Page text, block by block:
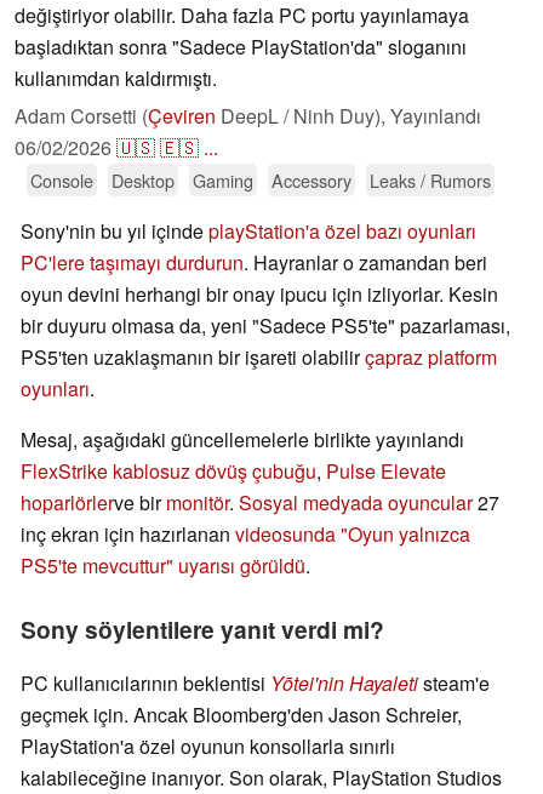
değiştiriyor olabilir. Daha fazla PC portu yayınlamaya
başladıktan sonra "Sadece PlayStation'da" sloganını
kullanımdan kaldırmıştı.
Adam Corsetti (Çeviren DeepL / Ninh Duy), Yayınlandı
06/02/2026🇺🇸🇪🇸 ...
Console Desktop Gaming Accessory Leaks / Rumors
Sony'nin bu yıl içindeplayStation'a özel bazı oyunları
PC'lere taşımayı durdurun. Hayranlar o zamandan beri
oyun devini herhangi bir onay ipucu için izliyorlar. Kesin
bir duyuru olmasa da, yeni "Sadece PS5'te" pazarlaması,
PS5'ten uzaklaşmanın bir işareti olabilirçapraz platform
oyunları.
Mesaj, aşağıdaki güncellemelerle birlikte yayınlandı
FlexStrike kablosuz dövüş çubuğu, Pulse Elevate
hoparlörlerve birmonitör. Sosyal medyada oyuncular27
inç ekran için hazırlanan videosunda "Oyun yalnızca
PS5'te mevcuttur" uyarısı görüldü.
Sony söylentilere yanıt verdi mi?
PC kullanıcılarının beklentisi Yōtei'nin Hayaletisteam'e
geçmek için. Ancak Bloomberg'den Jason Schreier,
PlayStation'a özel oyunun konsollarla sınırlı
kalabileceğine inanıyor. Son olarak, PlayStation Studios